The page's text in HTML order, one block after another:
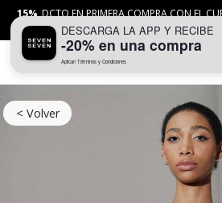
15% DCTO EN PRIMERA COMPRA CON EL
APLICANTYC
< Volver
DESCARGA LA APP Y RECIBE
-20% en una compra
Aplican Términos y Condiciones